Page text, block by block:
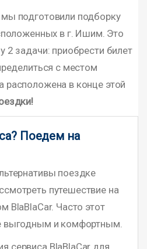
подготовили подборку
в г. Ишим. Это
2 задачи: приобрести билет
с местом
расположена в конце этой
Поедем на
поездке
путешествие на
BlaBlaCar. Часто этот
выгодным и комфортным.
сервиса BlaBlaCar для